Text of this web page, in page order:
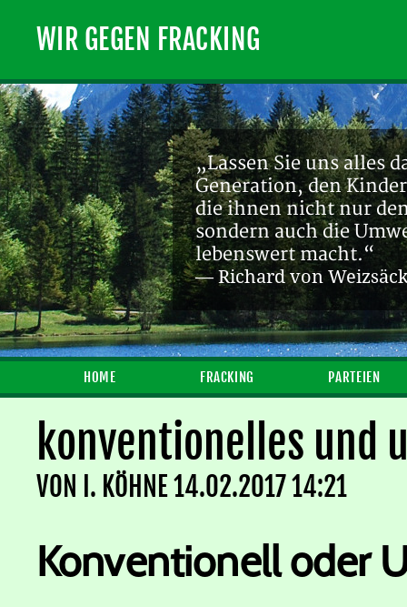
WIR GEGEN FRACKING
„Lassen Sie uns alles
Generation, den
die ihnen nicht nur
sondern auch die
lebenswert macht.“
— Richard von
„Ein endlicher
Zukunft sein! [...] Die
— Michael Bauchmüller
HOME FRACKING PARTEIEN
konventionelles und
VON I. KÖHNE14.02.2017 14:21
Konventionell oder